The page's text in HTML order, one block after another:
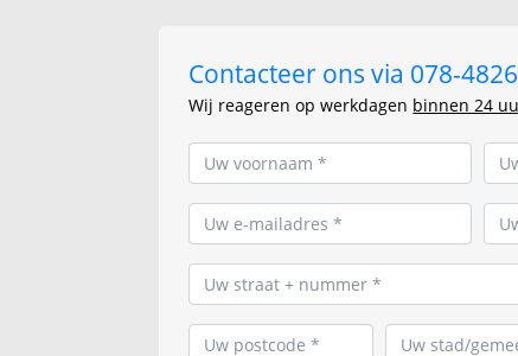
Contacteer ons via 078-
Wij reageren op werkdagen binnen 24